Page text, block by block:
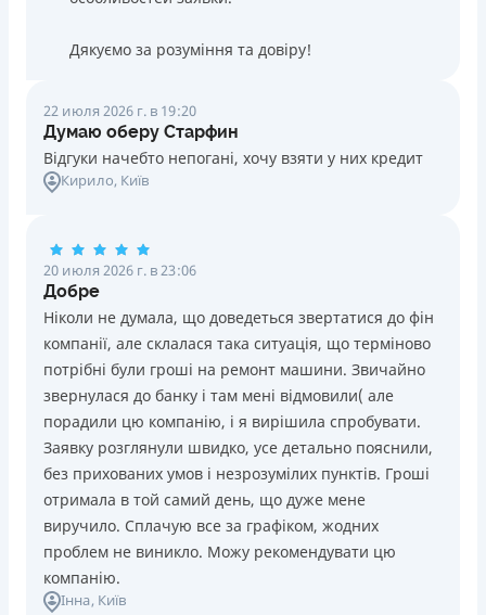
Дякуємо за розуміння та довіру!
22 июля 2026 г. в 19:20
Думаю оберу Старфин
Відгуки начебто непогані, хочу взяти у них кредит
Кирило, Київ
20 июля 2026 г. в 23:06
Добре
Ніколи не думала, що доведеться звертатися до фін
компанії, але склалася така ситуація, що терміново
потрібні були гроші на ремонт машини. Звичайно
звернулася до банку і там мені відмовили( але
порадили цю компанію, і я вирішила спробувати.
Заявку розглянули швидко, усе детально пояснили,
без прихованих умов і незрозумілих пунктів. Гроші
отримала в той самий день, що дуже мене
виручило. Сплачую все за графіком, жодних
проблем не виникло. Можу рекомендувати цю
компанію.
Інна, Київ